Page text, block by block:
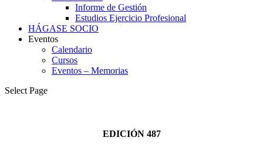
Informe de Gestión
Estudios Ejercicio Profesional
HÁGASE SOCIO
Eventos
Calendario
Cursos
Eventos – Memorias
Select Page
EDICIÓN 487